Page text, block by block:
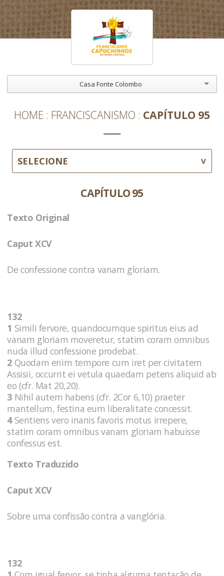
Casa Fonte Colombo
HOME FRANCISCANISMO CAPÍTULO 95
SELECIONE
CAPÍTULO 95
Texto Original
Caput XCV
De confessione contra vanam gloriam.
132
1 Simili fervore, quandocumque spiritus eius ad
vanam gloriam moveretur, statim coram omnibus
nuda illud confessione prodebat.
2 Quodam enim tempore cum iret per civitatem
Assisii, occurrit ei vetula quaedam petens aliquid ab
eo (cfr. Mat 20,20).
3 Nihil autem habens (cfr. 2Cor 6,10) praeter
mantellum, festina eum liberalitate concessit.
4Sentiens vero inanis favoris motus irrepere,
statim coram omnibus vanam gloriam habuisse
confessus est.
Texto Traduzido
Caput XCV
Sobre uma confissão contra a vanglória.
132